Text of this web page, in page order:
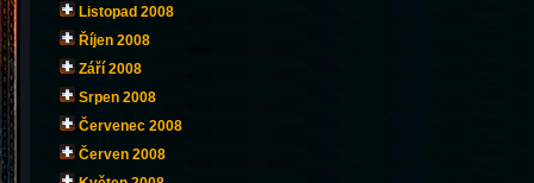
Listopad 2008
Říjen 2008
Září 2008
Srpen 2008
Červenec 2008
Červen 2008